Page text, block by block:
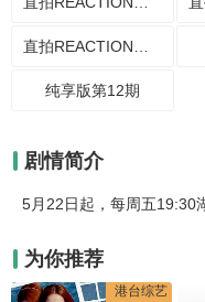
纯享版第12期
剧情简介
5月22日起，每周五19:30
为你推荐
港台综艺